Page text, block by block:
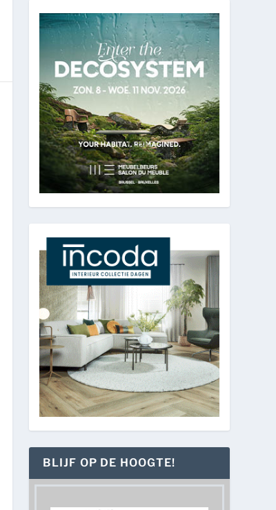
BLIJF OP DE HOOGTE!